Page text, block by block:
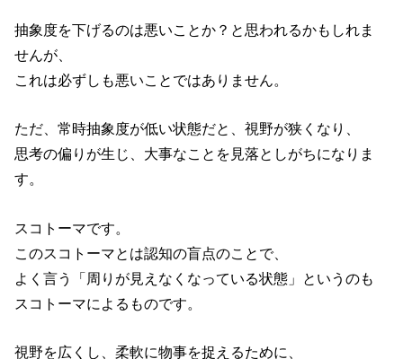
抽象度を下げるのは悪いことか？と思われるかもしれま
せんが、
これは必ずしも悪いことではありません。
ただ、常時抽象度が低い状態だと、視野が狭くなり、
思考の偏りが生じ、大事なことを見落としがちになりま
す。
スコトーマです。
このスコトーマとは認知の盲点のことで、
よく言う「周りが見えなくなっている状態」というのも
スコトーマによるものです。
視野を広くし、柔軟に物事を捉えるために、